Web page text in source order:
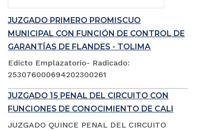
JUZGADO PRIMERO PROMISCUO
MUNICIPAL CON FUNCIÓN DE CONTROL DE
GARANTÍAS DE FLANDES - TOLIMA
Edicto Emplazatorio- Radicado:
253076000694202300261
JUZGADO 15 PENAL DEL CIRCUITO CON
FUNCIONES DE CONOCIMIENTO DE CALI
JUZGADO QUINCE PENAL DEL CIRCUITO